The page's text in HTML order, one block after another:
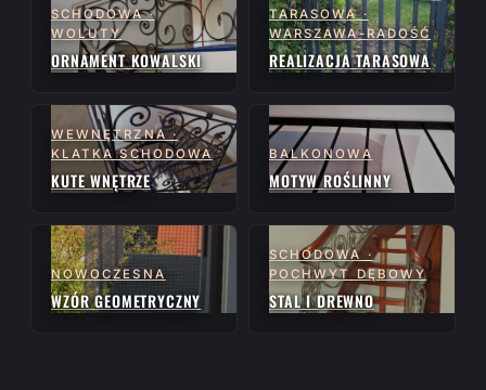
SCHODOWA ·
WOLUTY
ORNAMENT KOWALSKI
TARASOWA ·
WARSZAWA-RADOŚĆ
REALIZACJA TARASOWA
WEWNĘTRZNA ·
KLATKA SCHODOWA
KUTE WNĘTRZE
BALKONOWA
MOTYW ROŚLINNY
NOWOCZESNA
WZÓR GEOMETRYCZNY
SCHODOWA ·
POCHWYT DĘBOWY
STAL I DREWNO